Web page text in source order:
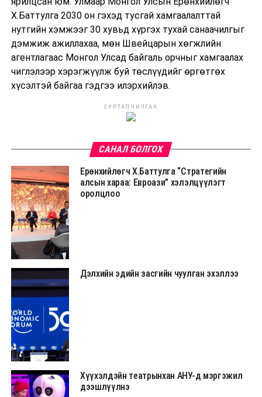
Х.Баттулга 2030 он гэхэд тусгай хамгаалалттай
нутгийн хэмжээг 30 хувьд хүргэх тухай санаачилгыг
дэмжиж ажиллахаа, мөн Швейцарын хөгжлийн
агентлагаас Монгол Улсад байгаль орчныг хамгаалах
чиглэлээр хэрэгжүүлж буй төслүүдийг өргөтгөх
хүсэлтэй байгаа гэдгээ илэрхийлэв.
СУРТАЛЧИЛГАА
САНАЛ БОЛГОХ
Ерөнхийлөгч Х.Баттулга “Стратегийн
алсын хараа: Евроази” хэлэлцүүлэгт
оролцлоо
Дэлхийн эдийн засгийн чуулган эхэллээ
Хүүхэлдэйн театрынхан АНУ-д мэргэжил
дээшлүүлнэ